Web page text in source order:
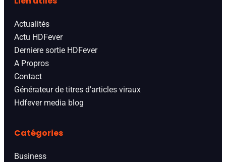
Actualités
Actu HDFever
Derniere sortie HDFever
A Propros
Contact
Générateur de titres d'articles viraux
Hdfever media blog
Catégories
Business